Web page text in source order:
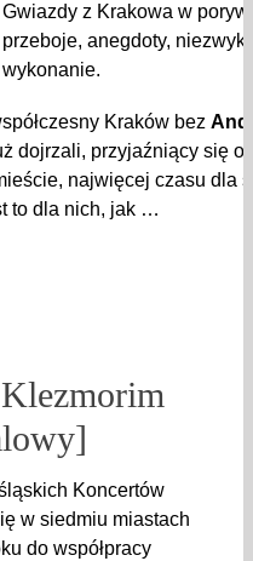
Gwiazdy z Krakowa w
przeboje, anegdoty,
wykonanie.
Kraków bez
dojrzali, przyjaźniący się
najwięcej czasu dla
to dla nich, jak …
Koncertów
w siedmiu miastach
do współpracy